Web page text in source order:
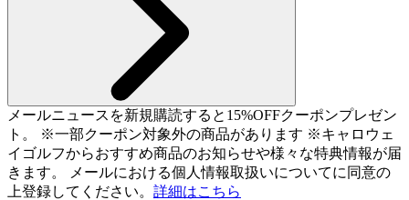
メールニュースを新規購読すると15%OFFクーポンプレゼン
ト。 ※一部クーポン対象外の商品があります ※キャロウェ
イゴルフからおすすめ商品のお知らせや様々な特典情報が届
きます。 メールにおける個人情報取扱いについてに同意の
上登録してください。 詳細はこちら